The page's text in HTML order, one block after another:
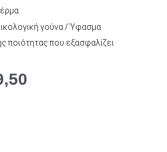
γούνα / Ύφασμα
ποιότητας που εξασφαλίζει